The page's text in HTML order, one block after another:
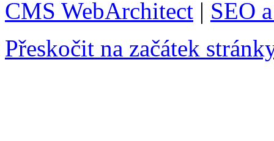
CMS WebArchitect | SEO
Přeskočit na začátek